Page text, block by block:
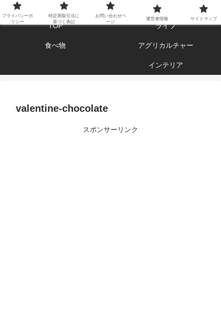
エンジョイ ブログライフ
TOP ライフ
食べ物 アグリカルチャー
インテリア
valentine-chocolate
スポンサーリンク
プライバシーポ
リシー
特定商取引法に
基づく表記
お問い合わせペ
ージ
運営者情報 サイトマップ